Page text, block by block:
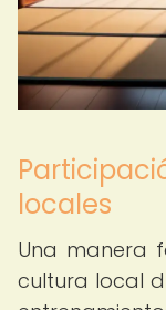
locales
Una manera
cultura local